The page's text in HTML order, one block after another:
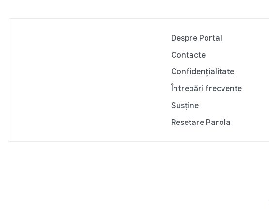
Despre Portal
Contacte
Confidențialitate
Întrebări frecvente
Susține
Resetare Parola